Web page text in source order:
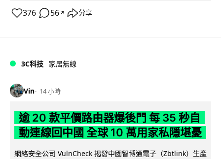
376 56 ↗ 分享
3C科技 家居無線
Vin 14 小時
逾 20 款平價路由器爆後門 每 35 秒自
動連線回中國 全球 10 萬用家私隱堪憂
網絡安全公司 VulnCheck 揭發中國智博通電子（Zbtlink）生產